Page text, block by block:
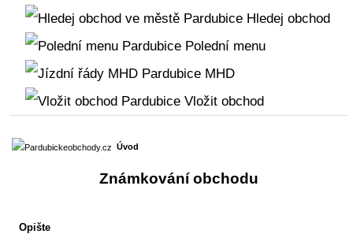
Hledej obchod
Polední menu
MHD
Vložit obchod
Úvod
Známkování obchodu
Opište